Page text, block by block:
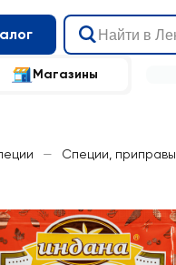
Магазины
— Специи, приправы